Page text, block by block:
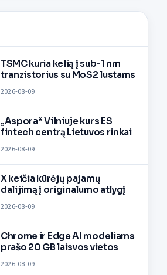
TSMC kuria kelią į sub-1 nm
tranzistorius su MoS2 lustams
2026-08-09
„Aspora“ Vilniuje kurs ES
fintech centrą Lietuvos rinkai
2026-08-09
X keičia kūrėjų pajamų
dalijimą į originalumo atlygį
2026-08-09
Chrome ir Edge AI modeliams
prašo 20 GB laisvos vietos
2026-08-09